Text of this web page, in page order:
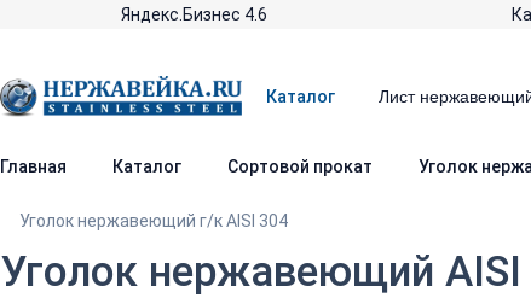
Яндекс.Бизнес 4.6
Каталог
Главная Каталог Сортовой прокат Уголок
Уголок нержавеющий г/к AISI 304
Уголок нержавеющий AISI